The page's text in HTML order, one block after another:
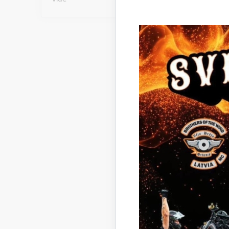
E-
E-rēķina
E-rēķina
Vairāk
E-rēķini